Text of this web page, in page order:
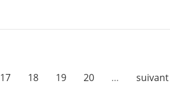
17 18 19 20 …
suivant